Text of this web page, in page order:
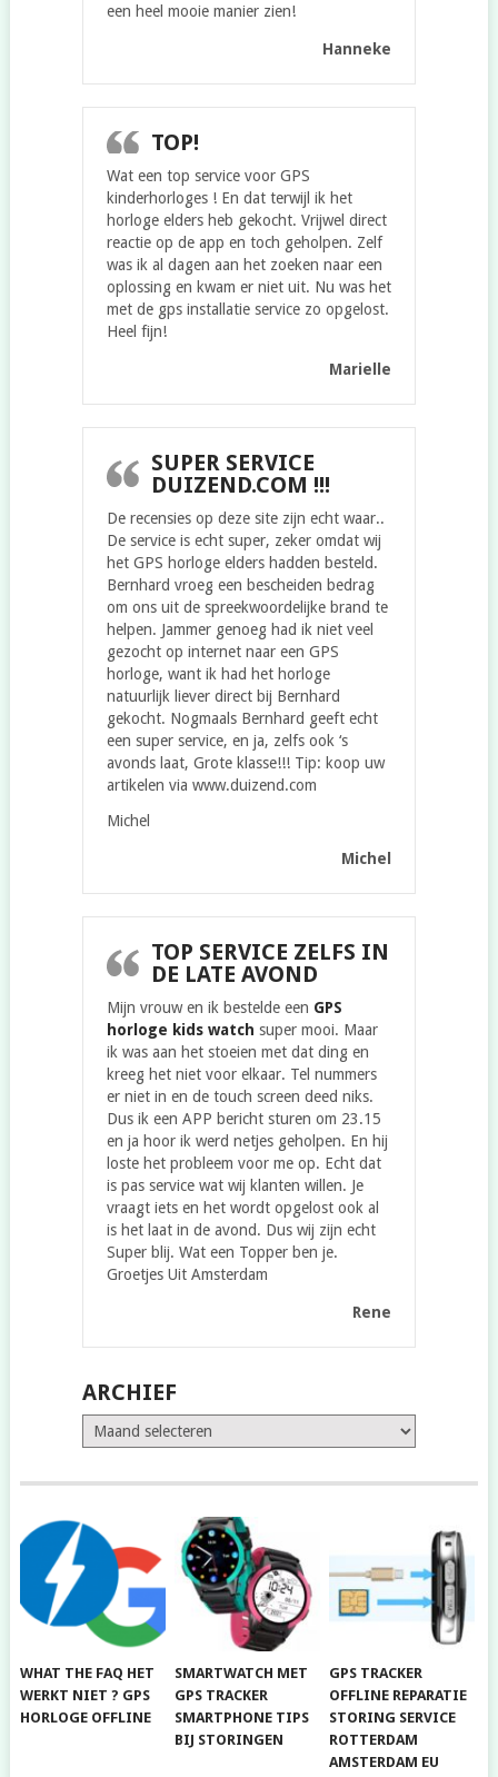
een heel mooie manier zien!
Hanneke
TOP!
Wat een top service voor GPS
kinderhorloges ! En dat terwijl ik het
horloge elders heb gekocht. Vrijwel direct
reactie op de app en toch geholpen. Zelf
was ik al dagen aan het zoeken naar een
oplossing en kwam er niet uit. Nu was het
met de gps installatie service zo opgelost.
Heel fijn!
Marielle
SUPER SERVICE
DUIZEND.COM !!!
De recensies op deze site zijn echt waar..
De service is echt super, zeker omdat wij
het GPS horloge elders hadden besteld.
Bernhard vroeg een bescheiden bedrag
om ons uit de spreekwoordelijke brand te
helpen. Jammer genoeg had ik niet veel
gezocht op internet naar een GPS
horloge, want ik had het horloge
natuurlijk liever direct bij Bernhard
gekocht. Nogmaals Bernhard geeft echt
een super service, en ja, zelfs ook ‘s
avonds laat, Grote klasse!!! Tip: koop uw
artikelen via www.duizend.com
Michel
Michel
TOP SERVICE ZELFS IN
DE LATE AVOND
Mijn vrouw en ik bestelde een GPS
horloge kids watch super mooi. Maar
ik was aan het stoeien met dat ding en
kreeg het niet voor elkaar. Tel nummers
er niet in en de touch screen deed niks.
Dus ik een APP bericht sturen om 23.15
en ja hoor ik werd netjes geholpen. En hij
loste het probleem voor me op. Echt dat
is pas service wat wij klanten willen. Je
vraagt iets en het wordt opgelost ook al
is het laat in de avond. Dus wij zijn echt
Super blij. Wat een Topper ben je.
Groetjes Uit Amsterdam
Rene
ARCHIEF
Archief
WHAT THE FAQ HET
WERKT NIET ? GPS
HORLOGE OFFLINE
SMARTWATCH MET
GPS TRACKER
SMARTPHONE TIPS
BIJ STORINGEN
GPS TRACKER
OFFLINE REPARATIE
STORING SERVICE
ROTTERDAM
AMSTERDAM EU